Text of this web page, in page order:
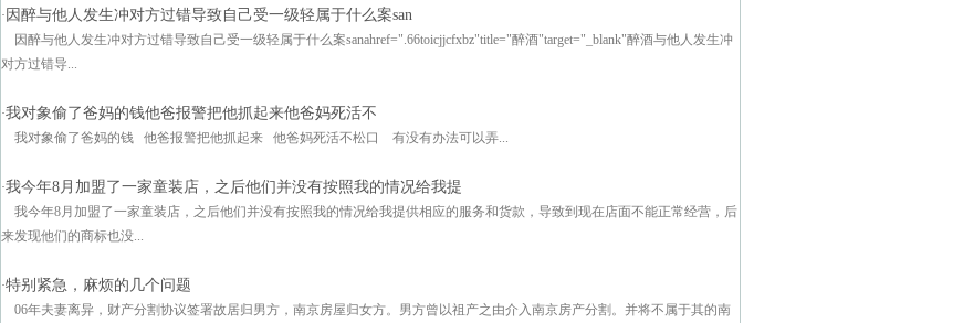
· 因醉与他人发生冲对方过错导致自己受一级轻属于什么案san
因醉与他人发生冲对方过错导致自己受一级轻属于什么案sanahref=".66toicjjcfxbz"title="醉酒"target="_blank"醉酒与他人发生冲
对方过错导...
·我对象偷了爸妈的钱他爸报警把他抓起来他爸妈死活不
我对象偷了爸妈的钱 他爸报警把他抓起来 他爸妈死活不松口 有没有办法可以弄...
·我今年8月加盟了一家童装店，之后他们并没有按照我的情况给我提
我今年8月加盟了一家童装店，之后他们并没有按照我的情况给我提供相应的服务和货款，导致到现在店面不能正常经营，后
来发现他们的商标也没...
·特别紧急，麻烦的几个问题
06年夫妻离异，财产分割协议签署故居归男方，南京房屋归女方。男方曾以祖产之由介入南京房产分割。并将不属于其的南